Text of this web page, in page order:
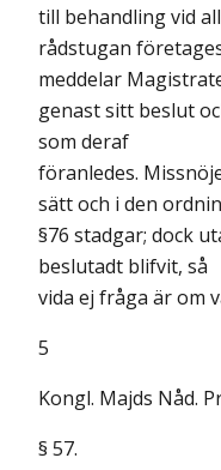
till behandling vid
rådstugan
meddelar
genast sitt beslut
som deraf
föranledes.
sätt och i den
§76 stadgar; dock
beslutadt blifvit, så
vida ej fråga är om
5
Kongl. Majds Nåd.
§ 57.